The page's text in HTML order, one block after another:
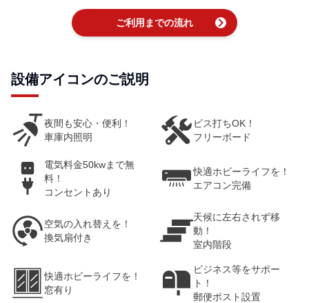
ご利用までの流れ chevron_right
設備アイコンのご説明
夜間も安心・便利！
車庫内照明
ビス打ちOK！
フリーボード
電気料金50kwまで無
料！
コンセントあり
快適ホビーライフを！
エアコン完備
空気の入れ替えを！
換気扇付き
天候に左右されず移
動！
室内階段
快適ホビーライフを！
窓有り
ビジネス等をサポー
ト！
郵便ポスト設置